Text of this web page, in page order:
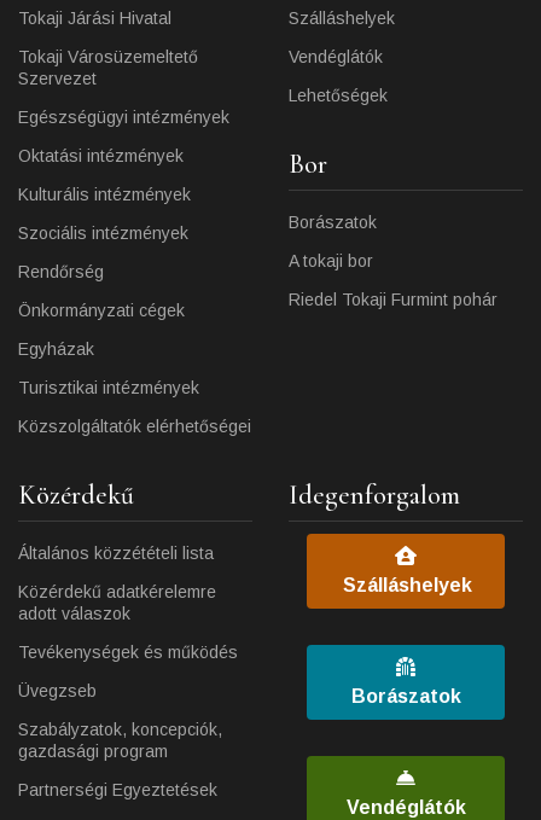
Tokaji Járási Hivatal
Tokaji Városüzemeltető
Szervezet
Egészségügyi intézmények
Oktatási intézmények
Kulturális intézmények
Szociális intézmények
Rendőrség
Önkormányzati cégek
Egyházak
Turisztikai intézmények
Közszolgáltatók elérhetőségei
Szálláshelyek
Vendéglátók
Lehetőségek
Bor
Borászatok
A tokaji bor
Riedel Tokaji Furmint pohár
Közérdekű
Általános közzétételi lista
Közérdekű adatkérelemre
adott válaszok
Tevékenységek és működés
Üvegzseb
Szabályzatok, koncepciók,
gazdasági program
Partnerségi Egyeztetések
Idegenforgalom
Szálláshelyek
Borászatok
Vendéglátók